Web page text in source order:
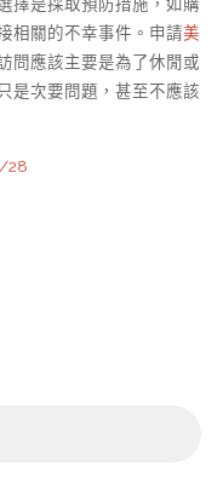
相關的不幸事件。申請美
問應該主要是為了休閒或
是次要問題，甚至不應該
28